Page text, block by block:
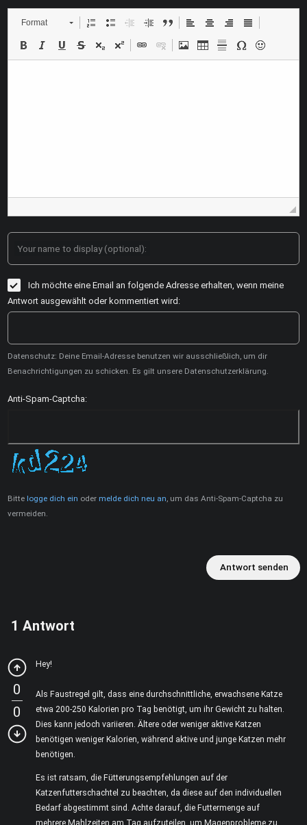
Format
Your name to display (optional):
Ich möchte eine Email an folgende Adresse erhalten, wenn meine
Antwort ausgewählt oder kommentiert wird:
Datenschutz: Deine Email-Adresse benutzen wir ausschließlich, um dir
Benachrichtigungen zu schicken. Es gilt unsere Datenschutzerklärung.
Anti-Spam-Captcha:
Bitte logge dich ein oder melde dich neu an , um das Anti-Spam-Captcha zu
vermeiden.
Antwort senden
1 Antwort
0
0
Hey!
Als Faustregel gilt, dass eine durchschnittliche, erwachsene Katze
etwa 200-250 Kalorien pro Tag benötigt, um ihr Gewicht zu halten.
Dies kann jedoch variieren. Ältere oder weniger aktive Katzen
benötigen weniger Kalorien, während aktive und junge Katzen mehr
benötigen.
Es ist ratsam, die Fütterungsempfehlungen auf der
Katzenfutterschachtel zu beachten, da diese auf den individuellen
Bedarf abgestimmt sind. Achte darauf, die Futtermenge auf
mehrere Mahlzeiten am Tag aufzuteilen, um Magenprobleme zu